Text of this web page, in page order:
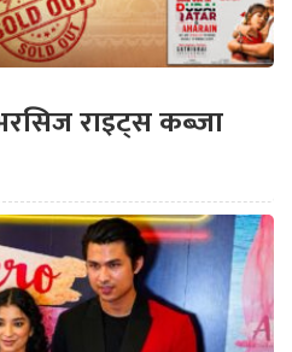
राइट्स कब्जा